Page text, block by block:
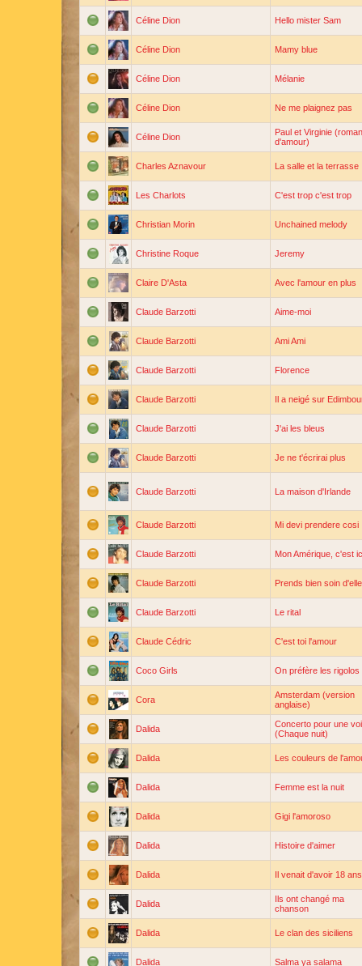
Céline Dion Hello mister Sam
Céline Dion Mamy blue
Céline Dion Mélanie
Céline Dion Ne me plaignez pas
Céline Dion
Paul et Virginie (roman
d'amour)
Charles Aznavour La salle et la terrasse
Les Charlots C'est trop c'est trop
Christian Morin Unchained melody
Christine Roque Jeremy
Claire D'Asta Avec l'amour en plus
Claude Barzotti Aime-moi
Claude Barzotti Ami Ami
Claude Barzotti Florence
Claude Barzotti Il a neigé sur
Claude Barzotti J'ai les bleus
Claude Barzotti Je ne t'écrirai plus
Claude Barzotti La maison d'Irlande
Claude Barzotti Mi devi prendere cosi
Claude Barzotti Mon Amérique, c'est
Claude Barzotti Prends bien soin d'elle
Claude Barzotti Le rital
Claude Cédric C'est toi l'amour
Coco Girls On préfère les rigolos
Cora
Amsterdam (version
anglaise)
Dalida
Concerto pour une
(Chaque nuit)
Dalida Les couleurs de
Dalida Femme est la nuit
Dalida Gigi l'amoroso
Dalida Histoire d'aimer
Dalida Il venait d'avoir 18 ans
Dalida
Ils ont changé ma
chanson
Dalida Le clan des siciliens
Dalida Salma ya salama